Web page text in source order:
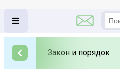
Закон и порядок